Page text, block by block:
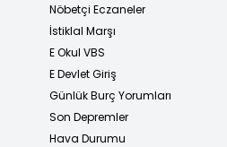
Nöbetçi Eczaneler
İstiklal Marşı
E Okul VBS
E Devlet Giriş
Günlük Burç Yorumları
Son Depremler
Hava Durumu